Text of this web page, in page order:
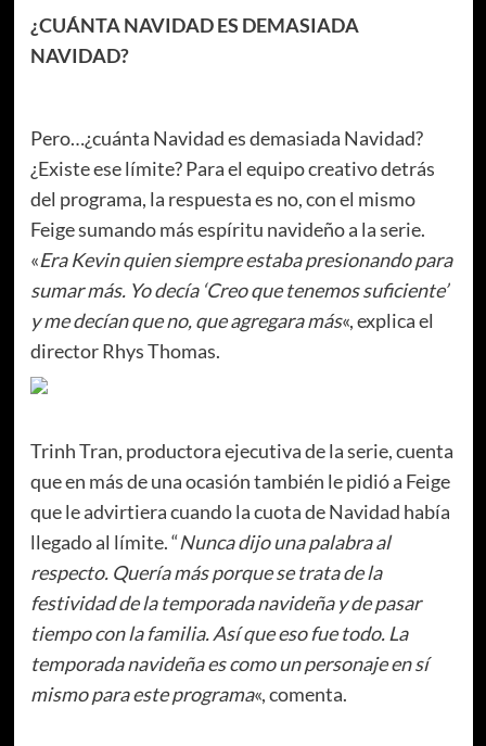
¿CUÁNTA NAVIDAD ES DEMASIADA
NAVIDAD?
Pero…¿cuánta Navidad es demasiada Navidad?
¿Existe ese límite? Para el equipo creativo detrás
del programa, la respuesta es no, con el mismo
Feige sumando más espíritu navideño a la serie.
«Era Kevin quien siempre estaba presionando para
sumar más. Yo decía ‘Creo que tenemos suficiente’
y me decían que no, que agregara más«, explica el
director Rhys Thomas.
Trinh Tran, productora ejecutiva de la serie, cuenta
que en más de una ocasión también le pidió a Feige
que le advirtiera cuando la cuota de Navidad había
llegado al límite. “Nunca dijo una palabra al
respecto. Quería más porque se trata de la
festividad de la temporada navideña y de pasar
tiempo con la familia. Así que eso fue todo. La
temporada navideña es como un personaje en sí
mismo para este programa«, comenta.